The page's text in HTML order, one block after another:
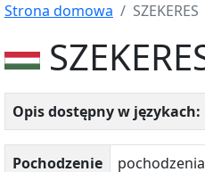
Strona domowa SZEKERES
Opis dostępny w językach:
Pochodzenie